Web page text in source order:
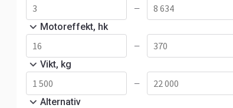
—
Motoreffekt, hk
—
Vikt, kg
—
Alternativ